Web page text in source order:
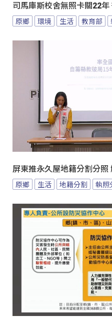
司馬庫斯校舍無照卡關22
原鄉 環境 生活 教育部
屏東推永久屋地籍分割分照
原鄉 生活 地籍分割 執照